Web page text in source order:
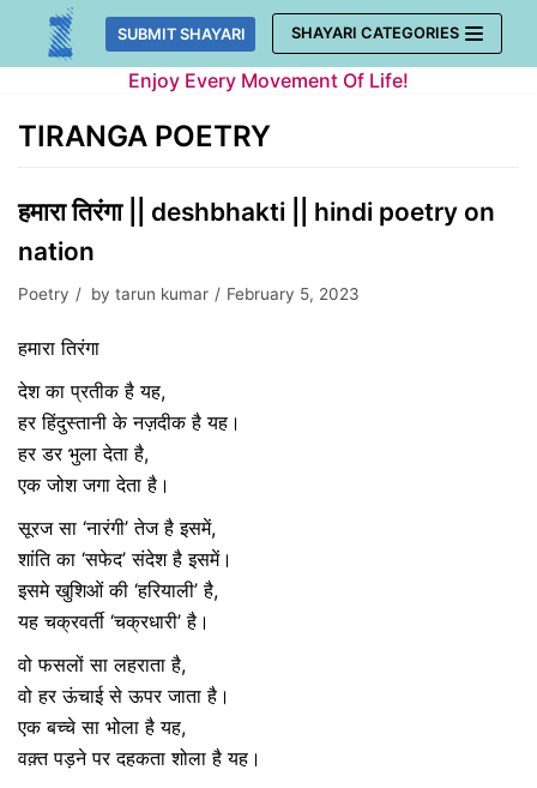
Skip
SUBMIT SHAYARI SHAYARI CATEGORIES
Enjoy Every Movement Of Life!
TIRANGA POETRY
हमारा तिरंगा || deshbhakti || hindi poetry on
nation
Poetry by tarun kumar February 5, 2023
हमारा तिरंगा
देश का प्रतीक है यह,
हर हिंदुस्तानी के नज़दीक है यह।
हर डर भुला देता है,
एक जोश जगा देता है।
सूरज सा ‘नारंगी’ तेज है इसमें,
शांति का ‘सफेद’ संदेश है इसमें।
इसमे खुशिओं की ‘हरियाली’ है,
यह चक्रवर्ती ‘चक्रधारी’ है।
वो फसलों सा लहराता है,
वो हर ऊंचाई से ऊपर जाता है।
एक बच्चे सा भोला है यह,
वक़्त पड़ने पर दहकता शोला है यह।